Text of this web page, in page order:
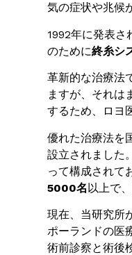
気の症状や兆候
1992年に発表さ
のために終糸シ
革新的な治療法
ますが、それは
するため、ロヨ
優れた治療法を
設立されました
って構成されて
5000名以上で
現在、当研究所
ポーランドの医
術前診察と術後